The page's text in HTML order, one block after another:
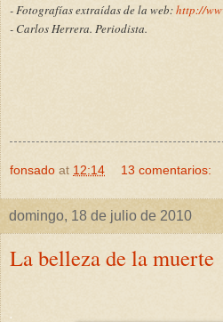
- Fotografías extraídas de la web:http://
- Carlos Herrera. Periodista.
fonsado at 12:14 13 comentarios:
domingo, 18 de julio de 2010
La belleza de la muerte
.